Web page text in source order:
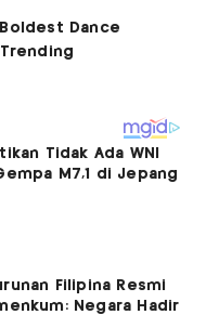
Tidak Ada WNI
M7,1 di Jepang
Filipina Resmi
Negara Hadir